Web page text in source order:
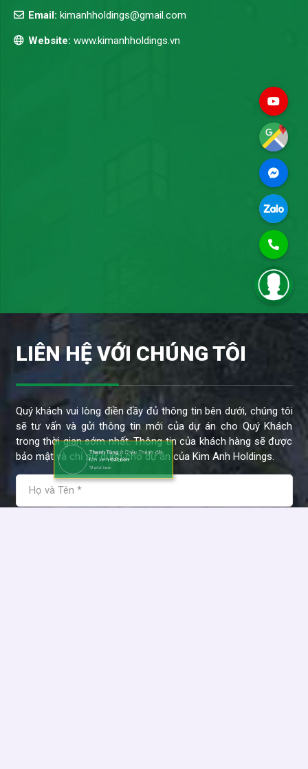
LIÊN HỆ VỚI CHÚNG TÔI
Quý khách vui lòng điền đầy đủ thông tin bên dưới, chúng tôi
sẽ tư vấn và gửi thông tin mới của dự án cho Quý Khách
trong thời gian sớm nhất. Thông tin của khách hàng sẽ được
bảo mật và chỉ sử dụng cho dự án của Kim Anh Holdings.
Email: kimanhholdings@gmail.com
Website: www.kimanhholdings.vn
Thanh Tùngở Châu Thành đặt
lịch xemĐất nền
13 phút trước